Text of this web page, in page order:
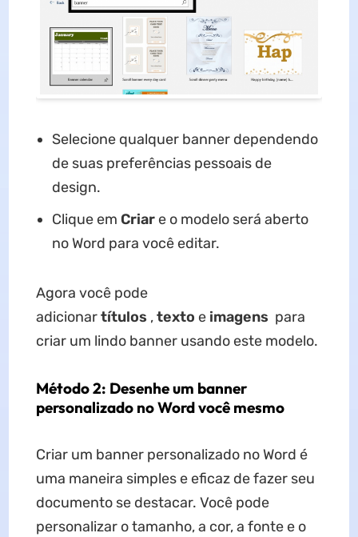
Selecione qualquer banner dependendo
de suas preferências pessoais de
design.
Clique em Criare o modelo será aberto
no Word para você editar.
Agora você pode
adicionartítulos ,texto e imagens para
criar um lindo banner usando este modelo.
Método 2: Desenhe um banner
personalizado no Word você mesmo
Criar um banner personalizado no Word é
uma maneira simples e eficaz de fazer seu
documento se destacar. Você pode
personalizar o tamanho, a cor, a fonte e o